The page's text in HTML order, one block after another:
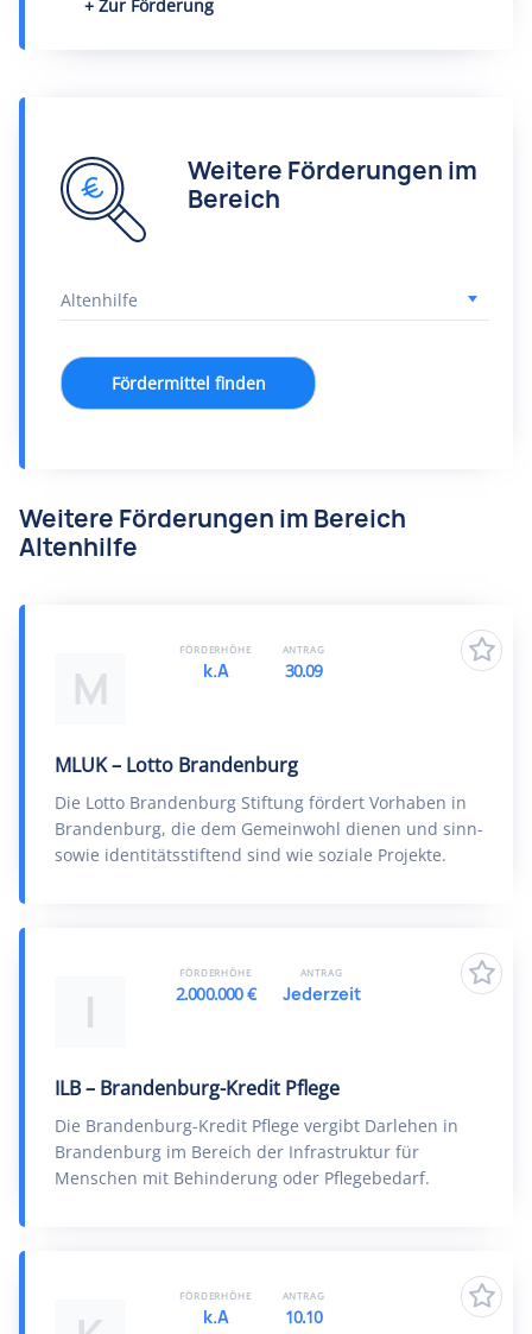
Zur Förderung
Weitere Förderungen im
Bereich
Fördermittel finden
Weitere Förderungen im Bereich
Altenhilfe
M
MLUK – Lotto Brandenburg
Die Lotto Brandenburg Stiftung fördert Vorhaben in
Brandenburg, die dem Gemeinwohl dienen und sinn-
sowie identitätsstiftend sind wie soziale Projekte.
FÖRDERHÖHE
k.A
ANTRAG
30.09
I
ILB – Brandenburg-Kredit Pflege
Die Brandenburg-Kredit Pflege vergibt Darlehen in
Brandenburg im Bereich der Infrastruktur für
Menschen mit Behinderung oder Pflegebedarf.
FÖRDERHÖHE
2.000.000 €
ANTRAG
Jederzeit
FÖRDERHÖHE
k.A
ANTRAG
10.10